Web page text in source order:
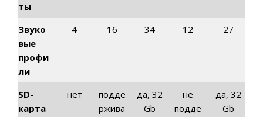
ты
Звуко
вые
профи
ли
4 16 34 12 27
SD-
карта
нет
подде
ржива
да, 32
Gb
не
подде
да, 32
Gb